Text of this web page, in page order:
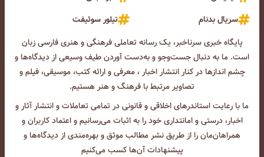
سریال بدنام
تیلور سوئیفت
پایگاه خبری سرناخبر، یک رسانه تعاملی فرهنگی و هنری فارسی زبان
است. ما به دنبال جست‌و‌جو و به‌دست آوردن طیف وسیعی از دیدگاه‌ها و
چشم انداز‌ها در کنار انتشار اخبار ، معرفی و ارائه کتب، موسیقی، فیلم و
تصاویر مرتبط با فرهنگ و هنر هستیم.
ما با رعایت استاندرهای اخلاقی و قانونی در تمامی تعاملات و انتشار آثار و
اخبار، درستی و امانتداری خود را به اثبات می‌رسانیم و اعتماد کاربران و
همراهان‌مان را از طریق نشر مطالب موثق و بهره‌مندی از دیدگاه‌ها و
پیشنهادات آن‌ها کسب می‌کنیم